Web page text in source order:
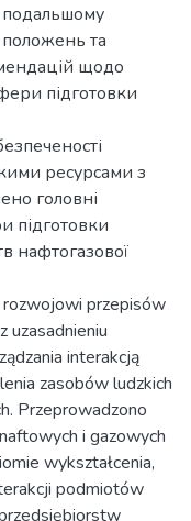
та
щодо
підготовки
ресурсами з
головні
підготовки
нафтогазової
przepisów
uzasadnieniu
interakcją
zasobów ludzkich
Przeprowadzono
i gazowych
wykształcenia,
podmiotów